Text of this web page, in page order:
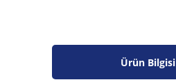
Ürün Bilgisi